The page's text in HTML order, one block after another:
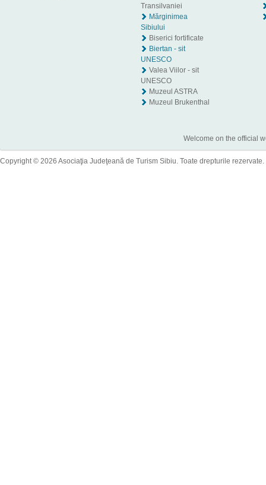
Transilvaniei
Mărginimea
Sibiului
Biserici fortificate
Biertan - sit
UNESCO
Valea Viilor - sit
UNESCO
Muzeul ASTRA
Muzeul Brukenthal
Welcome on the official
Copyright © 2026 Asociaţia Judeţeană de Turism Sibiu. Toate drepturile rezervate.